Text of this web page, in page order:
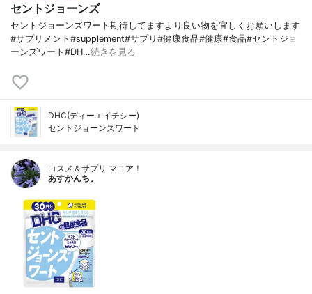
セントジョーンズ
セントジョーンズワート期待してますより良い物を宜しくお願いします
#サプリメント#supplement#サプリ#健康食品#健康#食品#セントジョ
ーンズワート#DH…続きを見る
DHC(ディーエイチシー)
セントジョーンズワート
コスメ＆サプリ マニア！
あすかんち。